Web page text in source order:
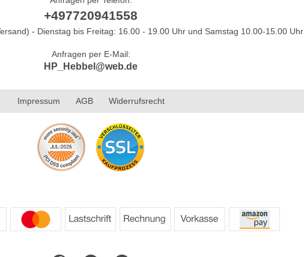
+497720941558
- Dienstag bis Freitag: 16.00 - 19.00 Uhr und Samstag 10.00-15.00 Uhr
Anfragen per E-Mail:
HP_Hebbel@web.de
Impressum AGB Widerrufsrecht